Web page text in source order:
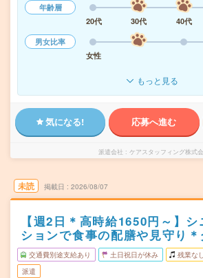
年齢層
20代
30代 40代
男女比率
女性
もっと見る
気になる! 応募へ進む
派遣会社 ケアスタッフィング株式
未読 掲載日 2026/08/07
【週2日＊高時給1650円～】
ションで食事の配膳や見守り
交通費別途支給あり 土日祝日が休み 残業なし
派遣